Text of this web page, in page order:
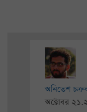
অনিতেশ
অক্টোবর